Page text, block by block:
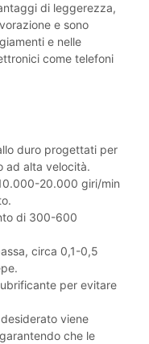
di leggerezza,
e sono
e nelle
come telefoni
duro progettati per
ad alta velocità.
20.000 giri/min
di 300-600
circa 0,1-0,5
per evitare
viene
che le